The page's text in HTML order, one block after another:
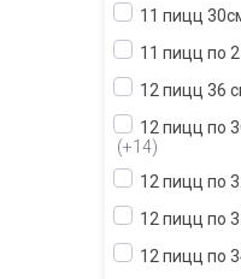
11 пицц
11 пицц по
12 пицц 36
12 пицц по
+14
12 пицц по
12 пицц по
12 пицц по